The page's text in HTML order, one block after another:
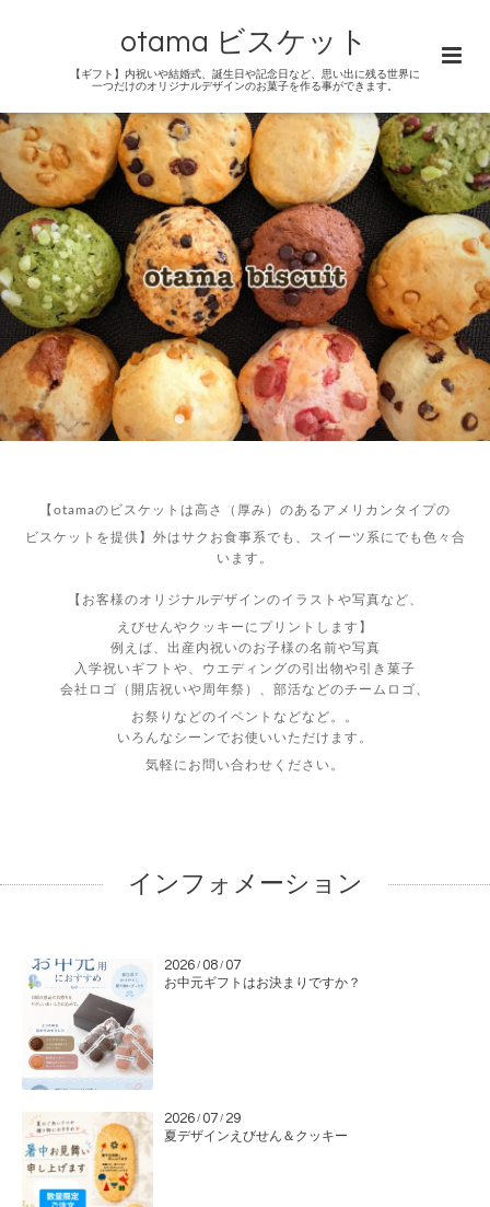
otama ビスケット
【ギフト】内祝いや結婚式、誕生日や記念日など、思い出に残る世界に
一つだけのオリジナルデザインのお菓子を作る事ができます。
【otamaのビスケットは高さ（厚み）のあるアメリカンタイプの
ビスケットを提供】 外はサク お食事系でも、スイーツ系にでも色々合
います。
【お客様のオリジナルデザインのイラストや写真など、
えびせんやクッキーにプリントします】
例えば、出産内祝いのお子様の名前や写真
入学祝いギフトや、ウエディングの引出物や引き菓子
会社ロゴ（開店祝いや周年祭）、部活などのチームロゴ、
お祭りなどのイベントなどなど。。
いろんなシーンでお使いいただけます。
気軽にお問い合わせください。
インフォメーション
2026 / 08 / 07
お中元ギフトはお決まりですか？
2026 / 07 / 29
夏デザインえびせん＆クッキー